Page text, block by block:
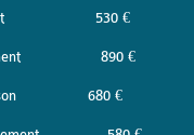
530 €
890 €
680 €